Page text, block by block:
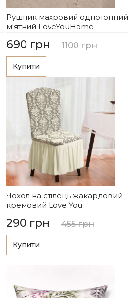
Рушник махровий однотонний
м'ятний LoveYouHome
690 грн 1100 грн
Купити
Чохол на стілець жакардовий
кремовий Love You
290 грн 455 грн
Купити